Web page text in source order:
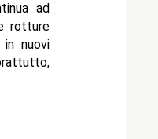
ad
rotture
nuovi